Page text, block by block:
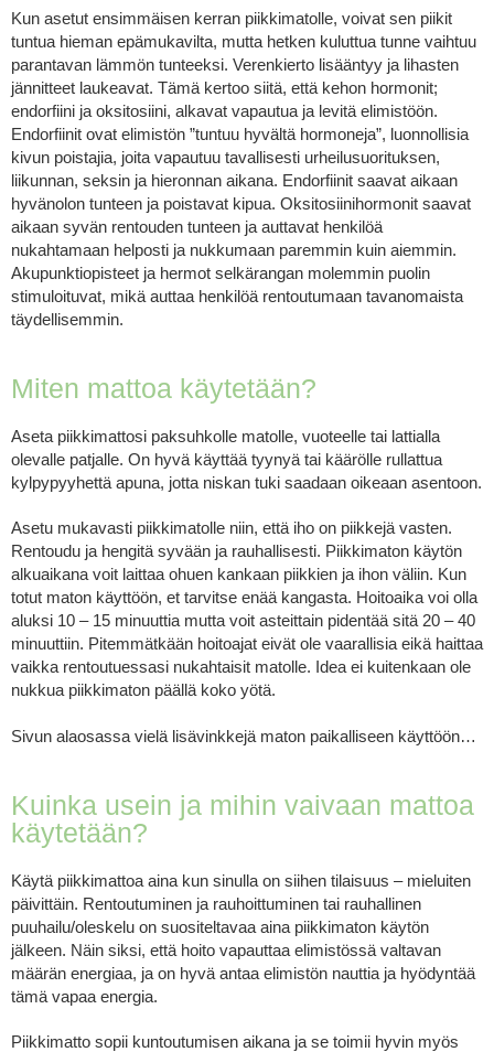
Kun asetut ensimmäisen kerran piikkimatolle, voivat sen piikit
tuntua hieman epämukavilta, mutta hetken kuluttua tunne vaihtuu
parantavan lämmön tunteeksi. Verenkierto lisääntyy ja lihasten
jännitteet laukeavat. Tämä kertoo siitä, että kehon hormonit;
endorfiini ja oksitosiini, alkavat vapautua ja levitä elimistöön.
Endorfiinit ovat elimistön ”tuntuu hyvältä hormoneja”, luonnollisia
kivun poistajia, joita vapautuu tavallisesti urheilusuorituksen,
liikunnan, seksin ja hieronnan aikana. Endorfiinit saavat aikaan
hyvänolon tunteen ja poistavat kipua. Oksitosiinihormonit saavat
aikaan syvän rentouden tunteen ja auttavat henkilöä
nukahtamaan helposti ja nukkumaan paremmin kuin aiemmin.
Akupunktiopisteet ja hermot selkärangan molemmin puolin
stimuloituvat, mikä auttaa henkilöä rentoutumaan tavanomaista
täydellisemmin.
Miten mattoa käytetään?
Aseta piikkimattosi paksuhkolle matolle, vuoteelle tai lattialla
olevalle patjalle. On hyvä käyttää tyynyä tai käärölle rullattua
kylpypyyhettä apuna, jotta niskan tuki saadaan oikeaan asentoon.
Asetu mukavasti piikkimatolle niin, että iho on piikkejä vasten.
Rentoudu ja hengitä syvään ja rauhallisesti. Piikkimaton käytön
alkuaikana voit laittaa ohuen kankaan piikkien ja ihon väliin. Kun
totut maton käyttöön, et tarvitse enää kangasta. Hoitoaika voi olla
aluksi 10 – 15 minuuttia mutta voit asteittain pidentää sitä 20 – 40
minuuttiin. Pitemmätkään hoitoajat eivät ole vaarallisia eikä haittaa
vaikka rentoutuessasi nukahtaisit matolle. Idea ei kuitenkaan ole
nukkua piikkimaton päällä koko yötä.
Sivun alaosassa vielä lisävinkkejä maton paikalliseen käyttöön…
Kuinka usein ja mihin vaivaan mattoa
käytetään?
Käytä piikkimattoa aina kun sinulla on siihen tilaisuus – mieluiten
päivittäin. Rentoutuminen ja rauhoittuminen tai rauhallinen
puuhailu/oleskelu on suositeltavaa aina piikkimaton käytön
jälkeen. Näin siksi, että hoito vapauttaa elimistössä valtavan
määrän energiaa, ja on hyvä antaa elimistön nauttia ja hyödyntää
tämä vapaa energia.
Piikkimatto sopii kuntoutumisen aikana ja se toimii hyvin myös